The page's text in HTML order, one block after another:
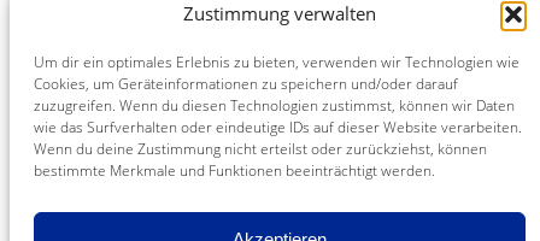
Zustimmung verwalten
Um dir ein optimales Erlebnis zu bieten, verwenden wir Technologien wie
Cookies, um Geräteinformationen zu speichern und/oder darauf
zuzugreifen. Wenn du diesen Technologien zustimmst, können wir Daten
wie das Surfverhalten oder eindeutige IDs auf dieser Website verarbeiten.
Wenn du deine Zustimmung nicht erteilst oder zurückziehst, können
bestimmte Merkmale und Funktionen beeinträchtigt werden.
Stober Medien
Eine Marke der NINO Druck GmbH
Industriestraße 12
76344 Eggenstein